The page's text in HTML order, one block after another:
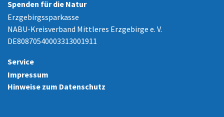
Spenden für die Natur
Erzgebirgssparkasse
NABU-Kreisverband Mittleres Erzgebirge e. V.
DE80870540003313001911
Service
Impressum
Hinweise zum Datenschutz